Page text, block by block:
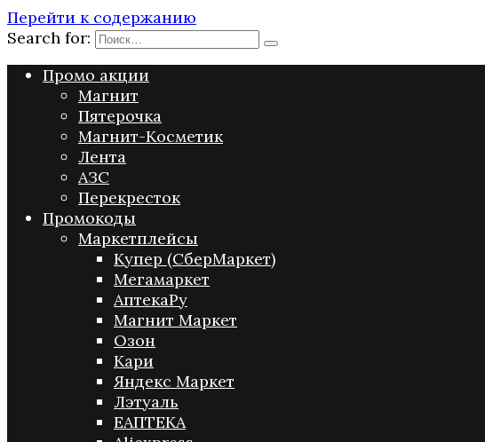
Перейти к содержанию
Search for:
Промо акции
Магнит
Пятерочка
Магнит-Косметик
Лента
АЗС
Перекресток
Промокоды
Маркетплейсы
Купер (СберМаркет)
Мегамаркет
АптекаРу
Магнит Маркет
Озон
Кари
Яндекс Маркет
Лэтуаль
ЕАПТЕКА